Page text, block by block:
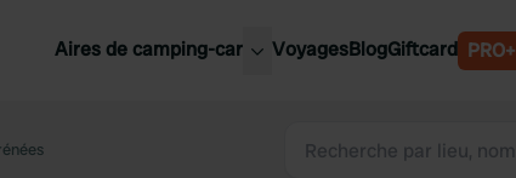
Aires de camping-car
Slovénie
VoyagesBlogGiftcard PRO+